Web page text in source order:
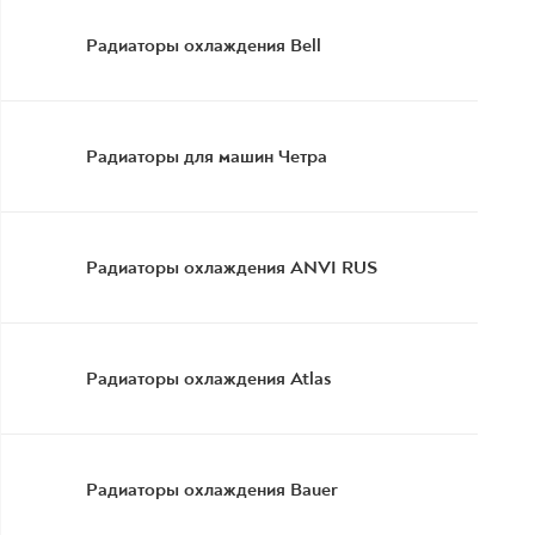
Радиаторы охлаждения Bell
Радиаторы для машин Четра
Радиаторы охлаждения ANVI RUS
Радиаторы охлаждения Atlas
Радиаторы охлаждения Bauer